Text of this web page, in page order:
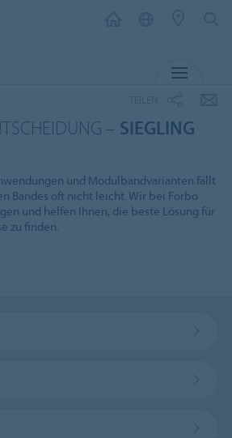
– SIEGLING
und Modulbandvarianten fällt
Bandes oft nicht leicht. Wir bei Forbo
und helfen Ihnen, die beste Lösung für
zu finden.